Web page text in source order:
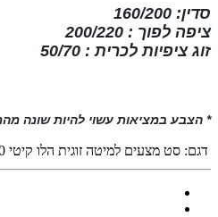
סדין: 160/200
ציפה לפוך : 200/220
זוג ציפיות לכרית : 50/70
* הצבע במציאות עשוי להיות שונה
דגם: סט מצעים למיטה זוגית הלו קיטי 160/200